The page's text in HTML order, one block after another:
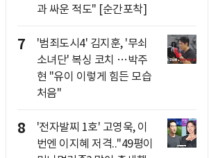
과 싸운 적도" [순간포착]
7
'범죄도시4' 김지훈, '무쇠
소녀단' 복싱 코치 …박주
현 "유이 이렇게 힘든 모습
처음"
8
'전자발찌 1호' 고영욱, 이
번엔 이지혜 저격.."49평이